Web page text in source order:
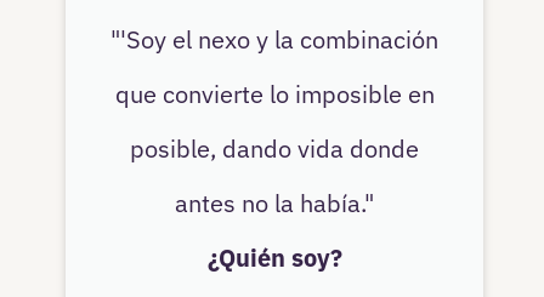
"'Soy el nexo y la combinación
que convierte lo imposible en
posible, dando vida donde
antes no la había."
¿Quién soy?